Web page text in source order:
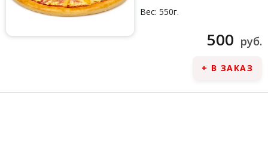
Вес: 550г.
500 руб.
+ В ЗАКАЗ